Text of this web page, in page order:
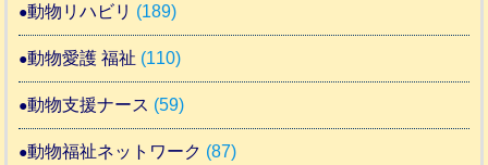
動物リハビリ (189)
動物愛護 福祉 (110)
動物支援ナース (59)
動物福祉ネットワーク (87)